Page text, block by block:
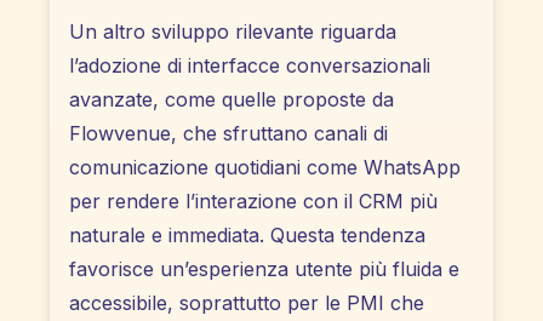
Un altro sviluppo rilevante riguarda
l’adozione di interfacce conversazionali
avanzate, come quelle proposte da
Flowvenue, che sfruttano canali di
comunicazione quotidiani come WhatsApp
per rendere l’interazione con il CRM più
naturale e immediata. Questa tendenza
favorisce un’esperienza utente più fluida e
accessibile, soprattutto per le PMI che